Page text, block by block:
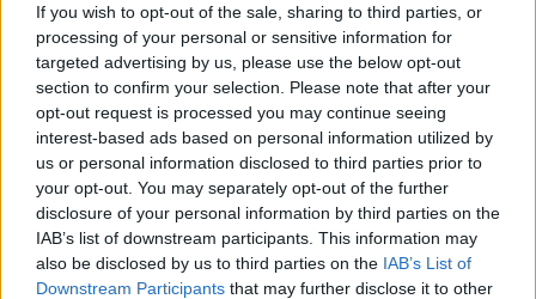
If you wish to opt-out of the sale, sharing to third parties, or
processing of your personal or sensitive information for
targeted advertising by us, please use the below opt-out
section to confirm your selection. Please note that after your
opt-out request is processed you may continue seeing
interest-based ads based on personal information utilized by
us or personal information disclosed to third parties prior to
your opt-out. You may separately opt-out of the further
disclosure of your personal information by third parties on the
IAB’s list of downstream participants. This information may
also be disclosed by us to third parties on the IAB’s List of
Downstream Participants that may further disclose it to other
ανασχηματισμό της κυβέρνησης
Κάλεσε τους φοιτητές να προσέλθουν σε
διάλογο «για να επέλθει η ομαλότητα στην
χώρα»